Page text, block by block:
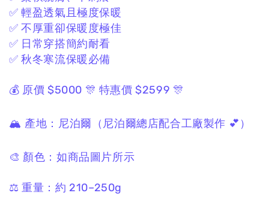
✅ 輕盈透氣且極度保暖
✅ 不厚重卻保暖度極佳
✅ 日常穿搭簡約耐看
✅ 秋冬寒流保暖必備
💰 原價 $5000 🎊 特惠價 $2599 🎊
🏔 產地： 尼泊爾 （尼泊爾總店配合工廠製作 💕）
🎨 顏色： 如商品圖片所示
⚖️ 重量： 約 210–250g